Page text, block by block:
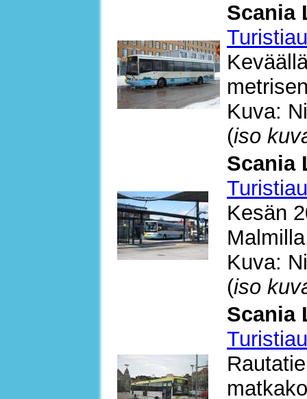
Scania
Kuva:
(iso
Scania
Kesän
Kuva:
(iso
Scania